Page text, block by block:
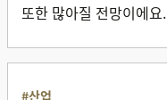
또한 많아질 전망이에요.
#산업